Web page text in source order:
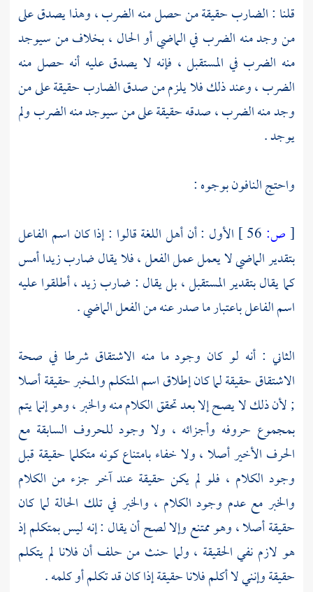
قلنا : الضارب حقيقة من حصل منه الضرب ، وهذا يصدق على
من وجد منه الضرب في الماضي أو الحال ، بخلاف من سيوجد
منه الضرب في المستقبل ، فإنه لا يصدق عليه أنه حصل منه
الضرب ، وعند ذلك فلا يلزم من صدق الضارب حقيقة على من
وجد منه الضرب ، صدقه حقيقة على من سيوجد منه الضرب ولم
يوجد .
واحتج النافون بوجوه :
[ص:
الأول : أن أهل اللغة قالوا : إذا كان اسم الفاعل
بتقدير الماضي لا يعمل عمل الفعل ، فلا يقال ضارب زيدا أمس
كما يقال بتقدير المستقبل ، بل يقال : ضارب زيد ، أطلقوا عليه
اسم الفاعل باعتبار ما صدر عنه من الفعل الماضي .
الثاني : أنه لو كان وجود ما منه الاشتقاق شرطا في صحة
الاشتقاق حقيقة لما كان إطلاق اسم المتكلم والمخبر حقيقة أصلا
; لأن ذلك لا يصح إلا بعد تحقق الكلام منه والخبر ، وهو إنما يتم
بمجموع حروفه وأجزائه ، ولا وجود للحروف السابقة مع
الحرف الأخير أصلا ، ولا خفاء بامتناع كونه متكلما حقيقة قبل
وجود الكلام ، فلو لم يكن حقيقة عند آخر جزء من الكلام
والخبر مع عدم وجود الكلام ، والخبر في تلك الحالة لما كان
حقيقة أصلا ، وهو ممتنع وإلا لصح أن يقال : إنه ليس بمتكلم إذ
هو لازم نفي الحقيقة ، ولما حنث من حلف أن فلانا لم يتكلم
حقيقة وإنني لا أكلم فلانا حقيقة إذا كان قد تكلم أو كلمه .